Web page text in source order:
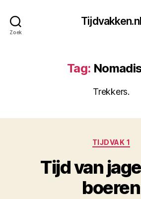
Zoek
Tijdvakken.nl
Tag:
Trekkers.
TIJDVAK 1
Tijd van
boeren